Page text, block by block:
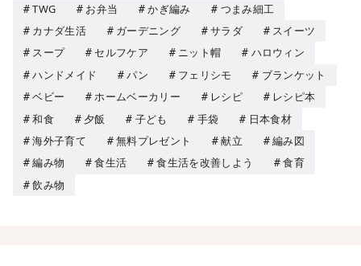
TWG お弁当 かぎ編み
つまみ細工
カナダ生活
ガーデニング サラダ
スイーツ
スープ
セルフケア ニット帽
ハロウィン
ハンドメイド
パン フェリシモ
ブランケット
ベビー
ホームベーカリー レシピ
レシピ本
和食
夕飯 子ども 手袋
日本食材
海外子育て
無料プレゼント 献立
編み図
編み物
食生活 食生活を改善しよう
食育
飲み物